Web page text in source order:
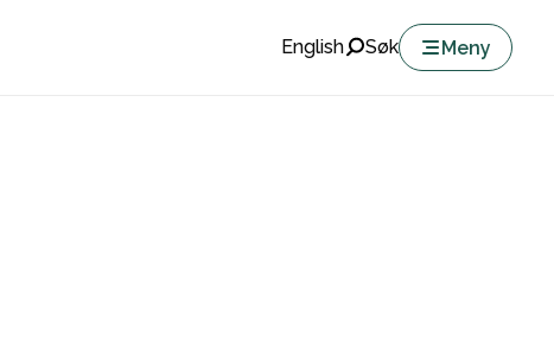
English Søk Meny